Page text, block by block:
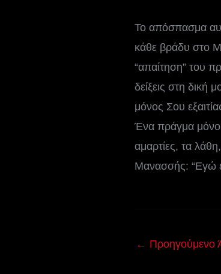
Το απόσπασμα
κάθε βράδυ στο
“απαίτηση” του
δείξεις στη δική
μόνος Σου
Ένα πράγμα μόνο
αμαρτίες, τα
Μανασσής: “Εγώ
← Προηγούμενο